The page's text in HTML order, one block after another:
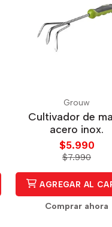
Grouw
Cultivador de
acero inox.
$5.990
$7.990
AGREGAR AL
Comprar ahora